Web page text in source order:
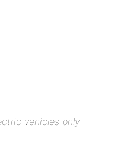
vehicles only.